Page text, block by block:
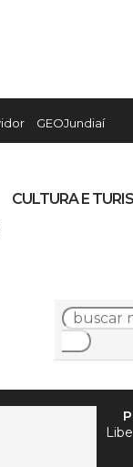
GEOJundiaí
CULTURA E